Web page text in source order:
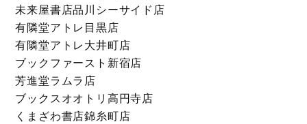
未来屋書店品川シーサイド店
有隣堂アトレ目黒店
有隣堂アトレ大井町店
ブックファースト新宿店
芳進堂ラムラ店
ブックスオオトリ高円寺店
くまざわ書店錦糸町店